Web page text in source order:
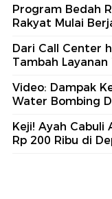
Program Bedah
Rakyat Mulai
Dari Call Center
Tambah
Video: Dampak
Water Bombing
Keji! Ayah Cabuli
Rp 200 Ribu di